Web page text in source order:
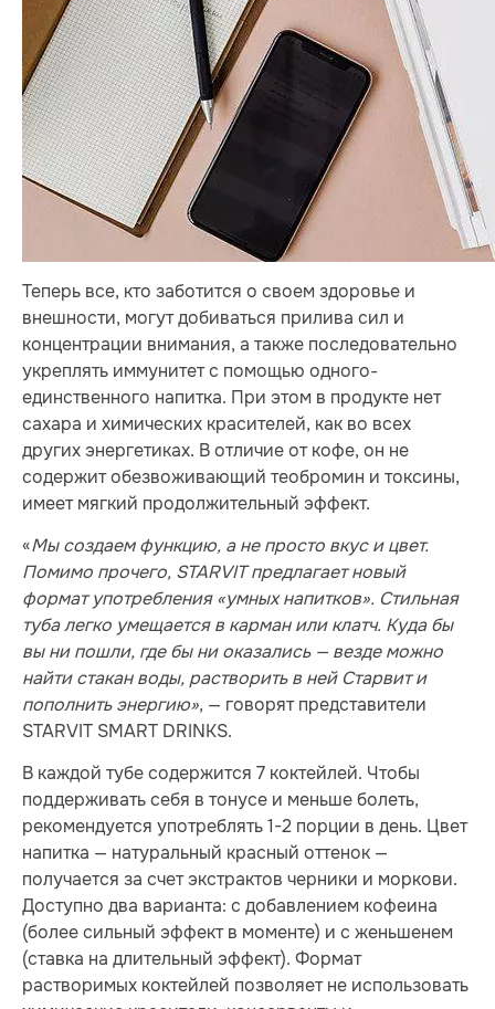
Теперь все, кто заботится о своем здоровье и
внешности, могут добиваться прилива сил и
концентрации внимания, а также последовательно
укреплять иммунитет с помощью одного-
единственного напитка. При этом в продукте нет
сахара и химических красителей, как во всех
других энергетиках. В отличие от кофе, он не
содержит обезвоживающий теобромин и токсины,
имеет мягкий продолжительный эффект.
«Мы создаем функцию, а не просто вкус и цвет.
Помимо прочего, STARVIT предлагает новый
формат употребления «умных напитков». Стильная
туба легко умещается в карман или клатч. Куда бы
вы ни пошли, где бы ни оказались — везде можно
найти стакан воды, растворить в ней Старвит и
пополнить энергию», — говорят представители
STARVIT SMART DRINKS.
В каждой тубе содержится 7 коктейлей. Чтобы
поддерживать себя в тонусе и меньше болеть,
рекомендуется употреблять 1-2 порции в день. Цвет
напитка — натуральный красный оттенок —
получается за счет экстрактов черники и моркови.
Доступно два варианта: с добавлением кофеина
(более сильный эффект в моменте) и с женьшенем
(ставка на длительный эффект). Формат
растворимых коктейлей позволяет не использовать